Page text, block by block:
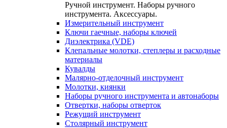
Ручной инструмент. Наборы ручного
инструмента. Аксессуары.
Измерительный инструмент
Ключи гаечные, наборы ключей
Диэлектрика (VDE)
Клепальные молотки, степлеры и расходные
материалы
Кувалды
Малярно-отделочный инструмент
Молотки, киянки
Наборы ручного инструмента и автонаборы
Отвертки, наборы отверток
Режущий инструмент
Столярный инструмент